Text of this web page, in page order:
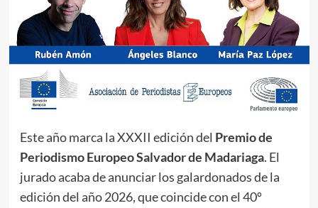
Este año marca la XXXII edición del Premio de
Periodismo Europeo Salvador de Madariaga. El
jurado acaba de anunciar los galardonados de la
edición del año 2026, que coincide con el 40º